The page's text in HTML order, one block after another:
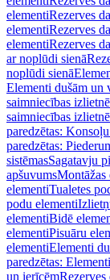
elementiRezerves
elementiRezerves
elementiRezerves
ar noplūdi sienā
noplūdi sienā
Elementi dušām un
saimniecības
saimniecības
paredzētas:
paredzētas:
sistēmasSagatavju
apšuvumsMontāžas
elementiTualetes
podu elementi
elementiBidē
elementiPisuāru
elementiElementi
paredzētas:
un ierīcēmRezerves